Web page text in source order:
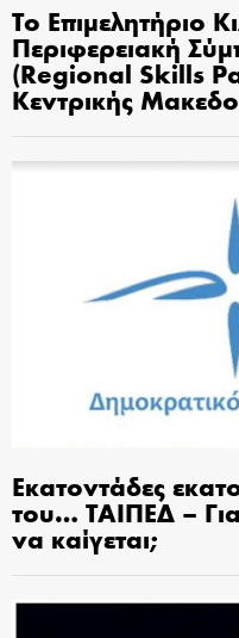
Το Επιμελητήριο
Περιφερειακή
(Regional Skills
Κεντρικής
Εκατοντάδες
του… ΤΑΙΠΕΔ –
να καίγεται;